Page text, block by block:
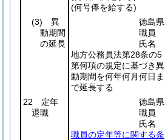
(何号俸を給する)
(3) 異
動期間
の延長
徳島県
職員
氏名
地方公務員法第28条の5
第何項の規定に基づき異
動期間を何年何月何日ま
で延長する
22 定年
退職
徳島県
職員
氏名
職員の定年等に関する条